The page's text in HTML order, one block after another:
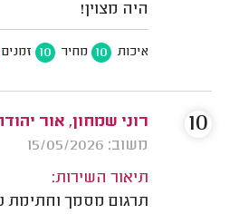
היה מצוין!
איכות 10 מחיר 10 זמנים
רוני שמחון, אור
משוב: 15/05/2026
תיאור השירות:
תרגום מסמך וחתימת
10